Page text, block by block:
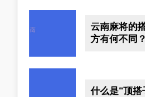
云南麻将的
方有何不同？
什么是“顶搭